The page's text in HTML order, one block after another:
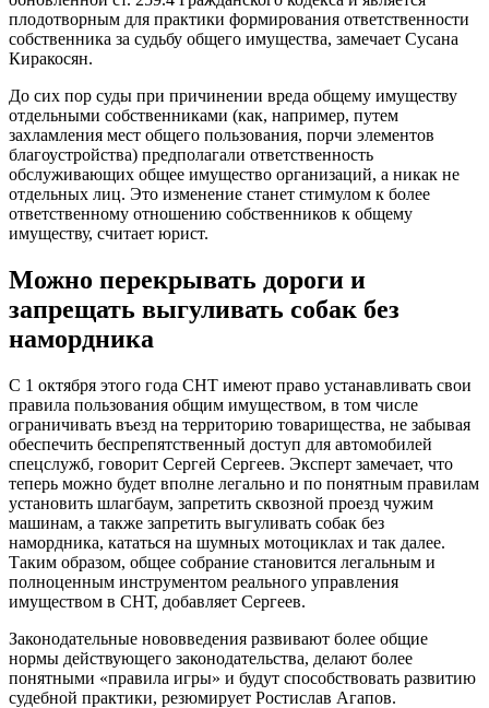
плодотворным для практики формирования ответственности
собственника за судьбу общего имущества, замечает Сусана
Киракосян.
До сих пор суды при причинении вреда общему имуществу
отдельными собственниками (как, например, путем
захламления мест общего пользования, порчи элементов
благоустройства) предполагали ответственность
обслуживающих общее имущество организаций, а никак не
отдельных лиц. Это изменение станет стимулом к более
ответственному отношению собственников к общему
имуществу, считает юрист.
Можно перекрывать дороги и
запрещать выгуливать собак без
намордника
С 1 октября этого года СНТ имеют право устанавливать свои
правила пользования общим имуществом, в том числе
ограничивать въезд на территорию товарищества, не забывая
обеспечить беспрепятственный доступ для автомобилей
спецслужб, говорит Сергей Сергеев. Эксперт замечает, что
теперь можно будет вполне легально и по понятным правилам
установить шлагбаум, запретить сквозной проезд чужим
машинам, а также запретить выгуливать собак без
намордника, кататься на шумных мотоциклах и так далее.
Таким образом, общее собрание становится легальным и
полноценным инструментом реального управления
имуществом в СНТ, добавляет Сергеев.
Законодательные нововведения развивают более общие
нормы действующего законодательства, делают более
понятными «правила игры» и будут способствовать развитию
судебной практики, резюмирует Ростислав Агапов.